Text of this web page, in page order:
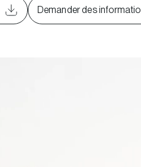
Demander des